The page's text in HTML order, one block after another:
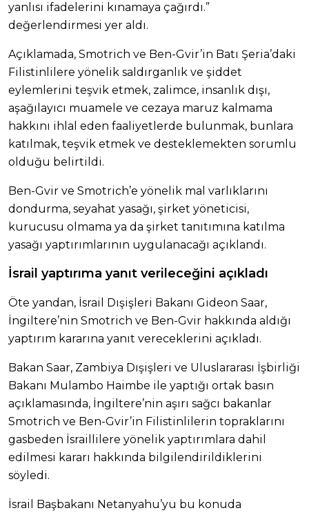
yanlısı ifadelerini kınamaya çağırdı.”
değerlendirmesi yer aldı.
Açıklamada, Smotrich ve Ben-Gvir’in Batı Şeria’daki
Filistinlilere yönelik saldırganlık ve şiddet
eylemlerini teşvik etmek, zalimce, insanlık dışı,
aşağılayıcı muamele ve cezaya maruz kalmama
hakkını ihlal eden faaliyetlerde bulunmak, bunlara
katılmak, teşvik etmek ve desteklemekten sorumlu
olduğu belirtildi.
Ben-Gvir ve Smotrich’e yönelik mal varlıklarını
dondurma, seyahat yasağı, şirket yöneticisi,
kurucusu olmama ya da şirket tanıtımına katılma
yasağı yaptırımlarının uygulanacağı açıklandı.
İsrail yaptırıma yanıt verileceğini açıkladı
Öte yandan, İsrail Dışişleri Bakanı Gideon Saar,
İngiltere’nin Smotrich ve Ben-Gvir hakkında aldığı
yaptırım kararına yanıt vereceklerini açıkladı.
Bakan Saar, Zambiya Dışişleri ve Uluslararası İşbirliği
Bakanı Mulambo Haimbe ile yaptığı ortak basın
açıklamasında, İngiltere’nin aşırı sağcı bakanlar
Smotrich ve Ben-Gvir’in Filistinlilerin topraklarını
gasbeden İsraillilere yönelik yaptırımlara dahil
edilmesi kararı hakkında bilgilendirildiklerini
söyledi.
İsrail Başbakanı Netanyahu’yu bu konuda